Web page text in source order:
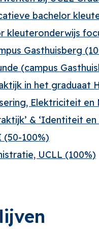
bachelor
Gasthuisberg
(campus
in het graduaat
Elektriciteit en
& ‘Identiteit
100%)
UCLL (100%)